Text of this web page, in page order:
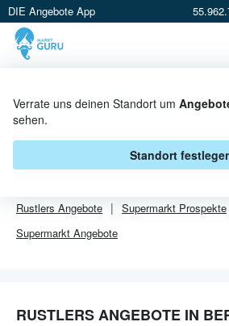
DIE Angebote App
Verrate uns deinen Standort um
sehen.
Standort
RUSTLERS
VonRustlerssind in Berlin leider alle
Rustlers Angebote Supermarkt Prospekte
Supermarkt Angebote
RUSTLERS ANGEBOTE IN